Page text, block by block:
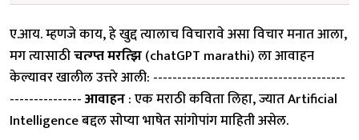
ए.आय. म्हणजे काय, हे खुद्द त्यालाच विचारावे असा विचार मनात आला,
मग त्यासाठीचत्ग्प्त मरत्झि(chatGPT marathi) ला आवाहन
केल्यावर खालील उत्तरे आली: ----------------------------------------
---------------आवाहन: एक मराठी कविता लिहा, ज्यात Artificial
Intelligence बद्दल सोप्या भाषेत सांगोपांग माहिती असेल.